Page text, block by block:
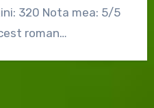
320 Nota mea: 5/5
roman…